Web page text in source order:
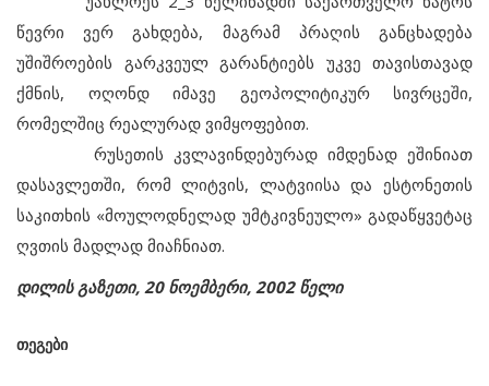
წევრი ვერ გახდება, მაგრამ პრაღის განცხადება
უშიშროების გარკვეულ გარანტიებს უკვე თავისთავად
ქმნის, ოღონდ იმავე გეოპოლიტიკურ სივრცეში,
რომელშიც რეალურად ვიმყოფებით.
რუსეთის კვლავინდებურად იმდენად ეშინიათ
დასავლეთში, რომ ლიტვის, ლატვიისა და ესტონეთის
საკითხის «მოულოდნელად უმტკივნეულო» გადაწყვეტაც
ღვთის მადლად მიაჩნიათ.
დილის გაზეთი, 20 ნოემბერი, 2002 წელი
თეგები